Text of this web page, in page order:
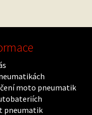
moto pneumatik
pneumatik